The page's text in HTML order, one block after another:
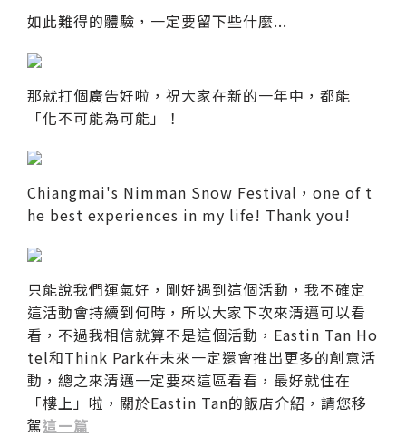
如此難得的體驗，一定要留下些什麼...
那就打個廣告好啦，祝大家在新的一年中，都能
「化不可能為可能」！
Chiangmai's Nimman Snow Festival，one of t
he best experiences in my life! Thank you!
只能說我們運氣好，剛好遇到這個活動，我不確定
這活動會持續到何時，所以大家下次來清邁可以看
看，不過我相信就算不是這個活動，Eastin Tan Ho
tel和Think Park在未來一定還會推出更多的創意活
動，總之來清邁一定要來這區看看，最好就住在
「樓上」啦，關於Eastin Tan的飯店介紹，請您移
駕這一篇